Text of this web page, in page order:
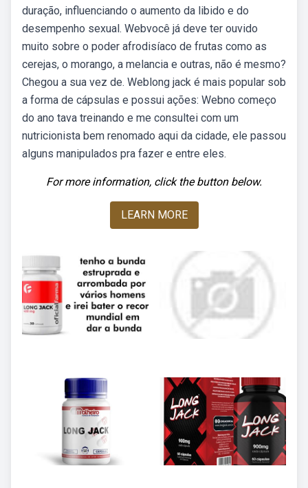
duração, influenciando o aumento da libido e do
desempenho sexual. Webvocê já deve ter ouvido
muito sobre o poder afrodisíaco de frutas como as
cerejas, o morango, a melancia e outras, não é mesmo?
Chegou a sua vez de. Weblong jack é mais popular sob
a forma de cápsulas e possui ações: Webno começo
do ano tava treinando e me consultei com um
nutricionista bem renomado aqui da cidade, ele passou
alguns manipulados pra fazer e entre eles.
For more information, click the button below.
LEARN MORE